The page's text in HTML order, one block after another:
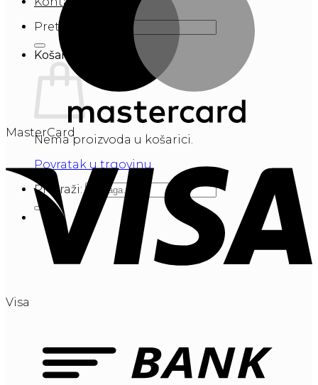
Pretraži:
Košarica
Nema proizvoda u košarici.
Povratak u trgovinu
Pretraži:
MasterCard
Visa